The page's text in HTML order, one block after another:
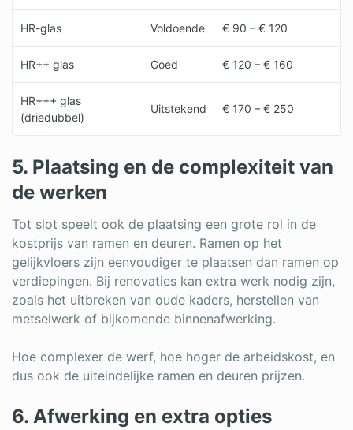
HR-glas Voldoende € 90 – € 120
HR++ glas Goed € 120 – € 160
HR+++ glas
(driedubbel)
Uitstekend € 170 – € 250
5. Plaatsing en de complexiteit van
de werken
Tot slot speelt ook de plaatsing een grote rol in de
kostprijs van ramen en deuren. Ramen op het
gelijkvloers zijn eenvoudiger te plaatsen dan ramen op
verdiepingen. Bij renovaties kan extra werk nodig zijn,
zoals het uitbreken van oude kaders, herstellen van
metselwerk of bijkomende binnenafwerking.
Hoe complexer de werf, hoe hoger de arbeidskost, en
dus ook de uiteindelijke ramen en deuren prijzen.
6. Afwerking en extra opties